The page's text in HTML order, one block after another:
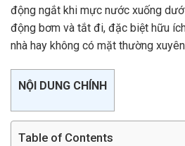
động ngắt khi mực nước xuống
động bơm và tắt đi, đặc biệt hữu
nhà hay không có mặt thường
NỘI DUNG CHÍNH
Table of Contents